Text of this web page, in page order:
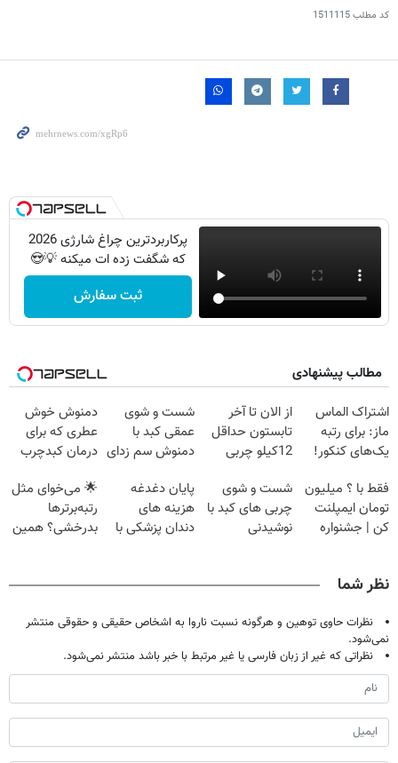
کد مطلب1511115
پرکاربردترین چراغ شارژی 2026
که شگفت زده ات میکنه 💡😍
ثبت سفارش
مطالب پیشنهادی
اشتراک الماس
ماز: برای رتبه
یک‌های کنکور!
از الان تا آخر
تابستون حداقل
12کیلو چربی
شست و شوی
عمقی کبد با
دمنوش سم زدای
دمنوش خوش
عطری که برای
درمان کبدچرب
فقط با ؟ میلیون
تومان ایمپلنت
کن | جشنواره
شست و شوی
چربی های کبد با
نوشیدنی
پایان دغدغه
هزینه های
دندان پزشکی با
🌟 می‌خوای مثل
رتبه‌برترها
بدرخشی؟ همین
نظر شما
نظرات حاوی توهین و هرگونه نسبت ناروا به اشخاص حقیقی و حقوقی منتشر
نمی‌شود.
نظراتی که غیر از زبان فارسی یا غیر مرتبط با خبر باشد منتشر نمی‌شود.